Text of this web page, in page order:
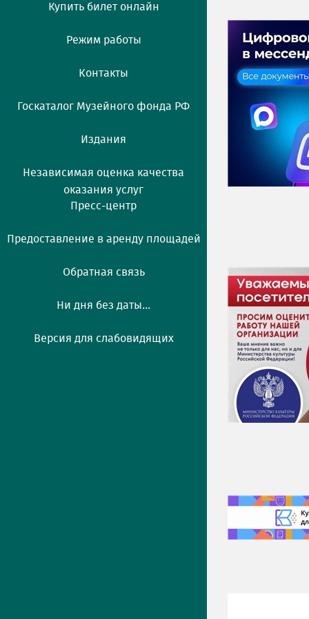
Купить билет онлайн
Режим работы
Контакты
Госкаталог Музейного фонда РФ
Издания
Независимая оценка качества
оказания услуг
Пресс-центр
Предоставление в аренду площадей
Обратная связь
Ни дня без даты...
Версия для слабовидящих